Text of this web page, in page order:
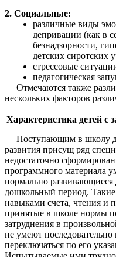
2. Социальные:
различные виды
депривации (как в
безнадзорности,
детских сиротских
стрессовые
педагогическая
Отмечаются также
нескольких факторов
Характеристика детей с
Поступающим в школу
развития присущ ряд
недостаточно
программного материала
нормально
дошкольный период.
навыками счета, чтения и
принятые в школе нормы
затруднения в
не умеют
переключаться по его